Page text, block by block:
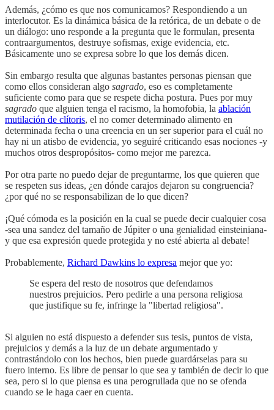
Además, ¿cómo es que nos comunicamos? Respondiendo a un
interlocutor. Es la dinámica básica de la retórica, de un debate o de
un diálogo: uno responde a la pregunta que le formulan, presenta
contraargumentos, destruye sofismas, exige evidencia, etc.
Básicamente uno se expresa sobre lo que los demás dicen.
Sin embargo resulta que algunas bastantes personas piensan que
como ellos consideran algo sagrado, eso es completamente
suficiente como para que se respete dicha postura. Pues por muy
sagrado que alguien tenga el racismo, la homofobia, la ablación
mutilación de clítoris, el no comer determinado alimento en
determinada fecha o una creencia en un ser superior para el cuál no
hay ni un atisbo de evidencia, yo seguiré criticando esas nociones -y
muchos otros despropósitos- como mejor me parezca.
Por otra parte no puedo dejar de preguntarme, los que quieren que
se respeten sus ideas, ¿en dónde carajos dejaron su congruencia?
¿por qué no se responsabilizan de lo que dicen?
¡Qué cómoda es la posición en la cual se puede decir cualquier cosa
-sea una sandez del tamaño de Júpiter o una genialidad einsteiniana-
y que esa expresión quede protegida y no esté abierta al debate!
Probablemente, Richard Dawkins lo expresa mejor que yo:
Se espera del resto de nosotros que defendamos
nuestros prejuicios. Pero pedirle a una persona religiosa
que justifique su fe, infringe la "libertad religiosa".
Si alguien no está dispuesto a defender sus tesis, puntos de vista,
prejuicios y demás a la luz de un debate argumentado y
contrastándolo con los hechos, bien puede guardárselas para su
fuero interno. Es libre de pensar lo que sea y también de decir lo que
sea, pero si lo que piensa es una perogrullada que no se ofenda
cuando se le haga caer en cuenta.